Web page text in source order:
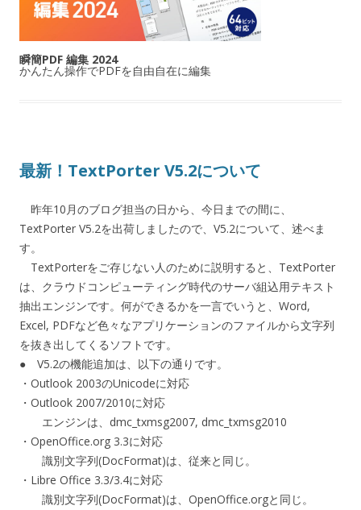
瞬簡PDF 編集 2024
かんたん操作でPDFを自由自在に編集
最新！TextPorter V5.2について
昨年10月のブログ担当の日から、今日までの間に、
TextPorter V5.2を出荷しましたので、V5.2について、述べま
す。
TextPorterをご存じない人のために説明すると、TextPorter
は、クラウドコンピューティング時代のサーバ組込用テキスト
抽出エンジンです。何ができるかを一言でいうと、Word,
Excel, PDFなど色々なアプリケーションのファイルから文字列
を抜き出してくるソフトです。
● V5.2の機能追加は、以下の通りです。
・Outlook 2003のUnicodeに対応
・Outlook 2007/2010に対応
エンジンは、dmc_txmsg2007, dmc_txmsg2010
・OpenOffice.org 3.3に対応
識別文字列(DocFormat)は、従来と同じ。
・Libre Office 3.3/3.4に対応
識別文字列(DocFormat)は、OpenOffice.orgと同じ。